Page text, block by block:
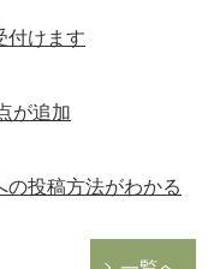
付けます
が追加
の投稿方法がわかる